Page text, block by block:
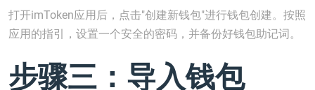
打开imToken应用后，点击"创建新钱包"进行钱包创建。按照
应用的指引，设置一个安全的密码，并备份好钱包助记词。
步骤三：导入钱包